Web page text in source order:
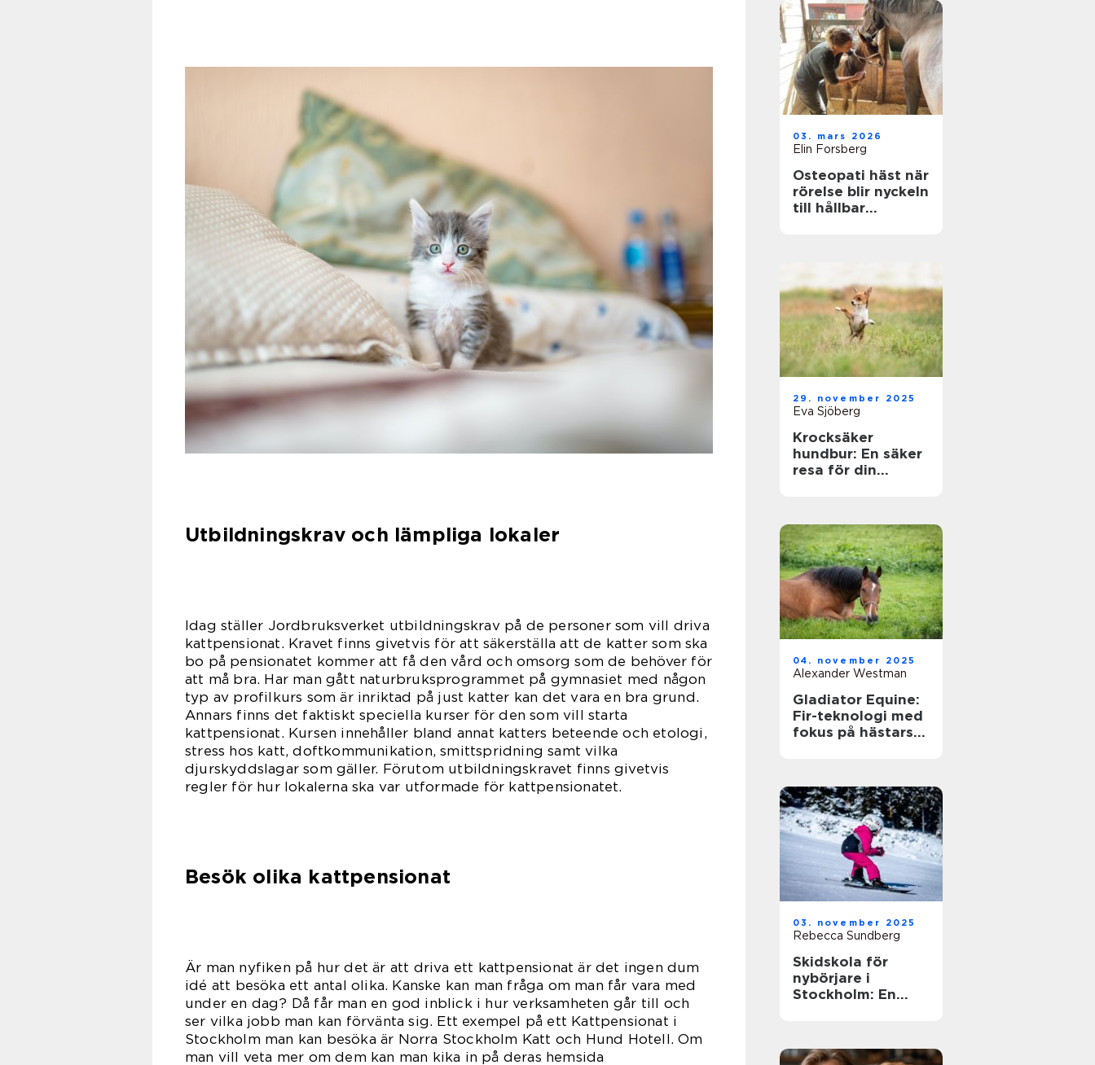
Utbildningskrav och lämpliga lokaler
Idag ställer Jordbruksverket utbildningskrav på de personer som vill driva
kattpensionat. Kravet finns givetvis för att säkerställa att de katter som ska
bo på pensionatet kommer att få den vård och omsorg som de behöver för
att må bra. Har man gått naturbruksprogrammet på gymnasiet med någon
typ av profilkurs som är inriktad på just katter kan det vara en bra grund.
Annars finns det faktiskt speciella kurser för den som vill starta
kattpensionat. Kursen innehåller bland annat katters beteende och etologi,
stress hos katt, doftkommunikation, smittspridning samt vilka
djurskyddslagar som gäller. Förutom utbildningskravet finns givetvis
regler för hur lokalerna ska var utformade för kattpensionatet.
Besök olika kattpensionat
Är man nyfiken på hur det är att driva ett kattpensionat är det ingen dum
idé att besöka ett antal olika. Kanske kan man fråga om man får vara med
under en dag? Då får man en god inblick i hur verksamheten går till och
ser vilka jobb man kan förvänta sig. Ett exempel på ett Kattpensionat i
Stockholm man kan besöka är Norra Stockholm Katt och Hund Hotell. Om
man vill veta mer om dem kan man kika in på deras hemsida
03. mars 2026
Elin Forsberg
Osteopati häst när
rörelse blir nyckeln
till hållbar
29. november 2025
Eva Sjöberg
Krocksäker
hundbur: En säker
resa för din
04. november 2025
Alexander Westman
Gladiator Equine:
Fir-teknologi med
fokus på hästars
03. november 2025
Rebecca Sundberg
Skidskola för
nybörjare i
Stockholm: En